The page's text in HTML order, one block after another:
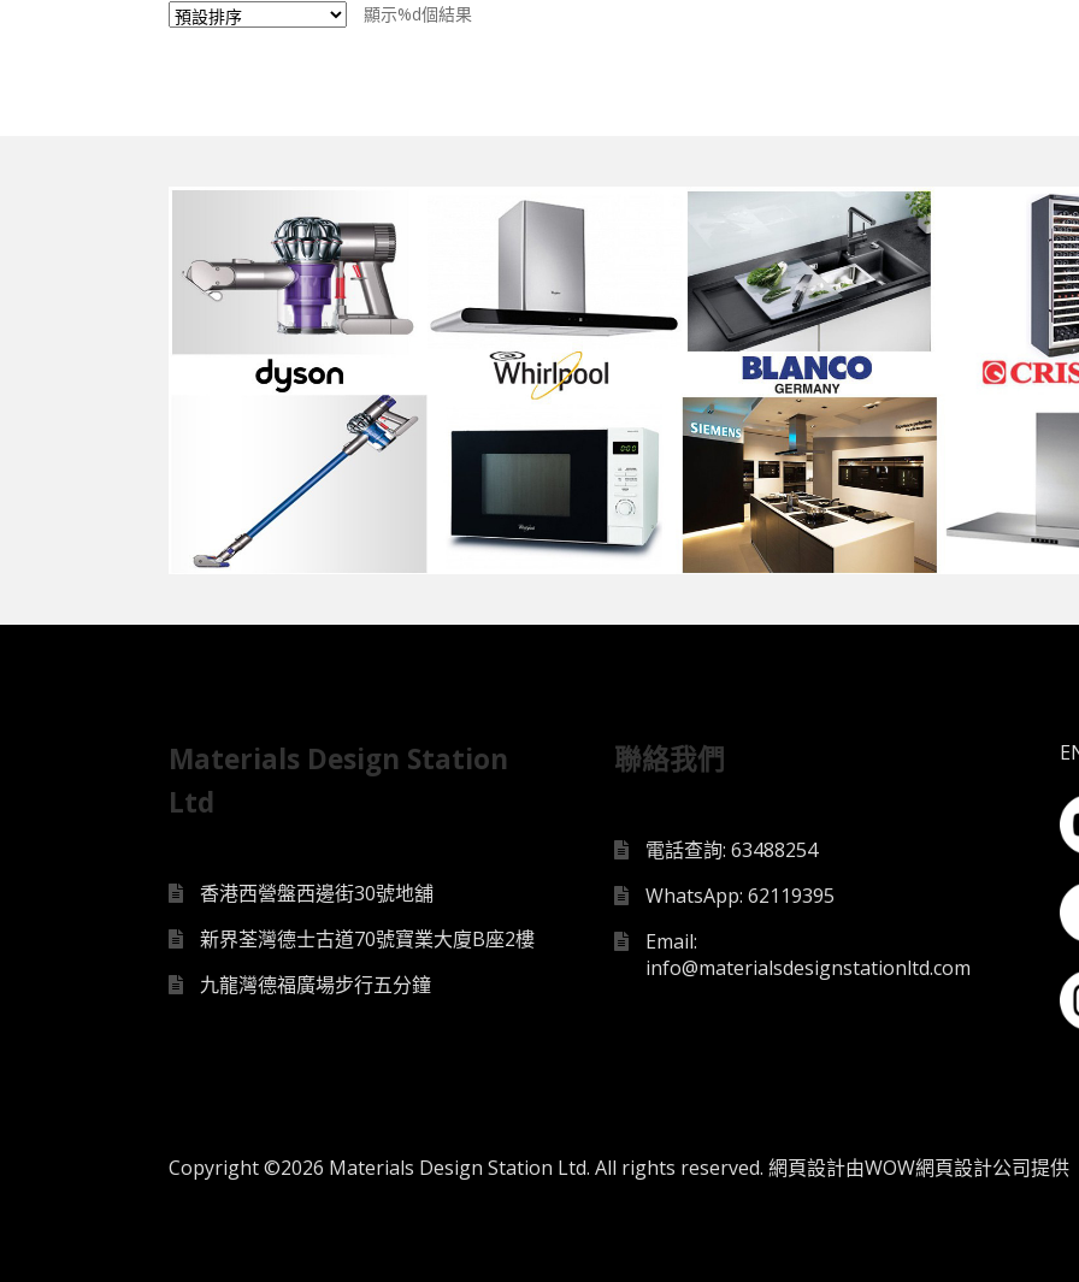
顯示%d個結果
Materials Design Station
Ltd
香港西營盤西邊街30號地舖
新界荃灣德士古道70號寶業大廈B座2樓
九龍灣德福廣場步行五分鐘
聯絡我們
電話查詢: 63488254
WhatsApp: 62119395
Email:
info@materialsdesignstationltd.com
Copyright ©2026 Materials Design Station Ltd. All rights reserved.網頁設計由WOW網頁設計公司提供